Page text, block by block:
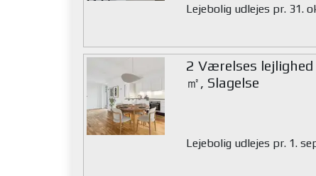
Lejebolig udlejes pr. 31.
2 Værelses lejlighed
㎡, Slagelse
Lejebolig udlejes pr. 1.